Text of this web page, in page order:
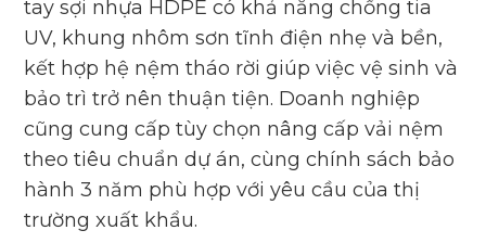
tay sợi nhựa HDPE có khả năng chống tia
UV, khung nhôm sơn tĩnh điện nhẹ và bền,
kết hợp hệ nệm tháo rời giúp việc vệ sinh và
bảo trì trở nên thuận tiện. Doanh nghiệp
cũng cung cấp tùy chọn nâng cấp vải nệm
theo tiêu chuẩn dự án, cùng chính sách bảo
hành 3 năm phù hợp với yêu cầu của thị
trường xuất khẩu.